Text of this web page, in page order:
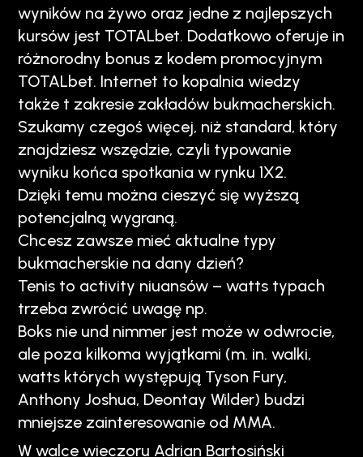
wyników na żywo oraz jedne z najlepszych
kursów jest TOTALbet. Dodatkowo oferuje in
różnorodny bonus z kodem promocyjnym
TOTALbet. Internet to kopalnia wiedzy
także t zakresie zakładów bukmacherskich.
Szukamy czegoś więcej, niż standard, który
znajdziesz wszędzie, czyli typowanie
wyniku końca spotkania w rynku 1X2.
Dzięki temu można cieszyć się wyższą
potencjalną wygraną.
Chcesz zawsze mieć aktualne typy
bukmacherskie na dany dzień?
Tenis to activity niuansów – watts typach
trzeba zwrócić uwagę np.
Boks nie und nimmer jest może w odwrocie,
ale poza kilkoma wyjątkami (m. in. walki,
watts których występują Tyson Fury,
Anthony Joshua, Deontay Wilder) budzi
mniejsze zainteresowanie od MMA.
W walce wieczoru Adrian Bartosiński